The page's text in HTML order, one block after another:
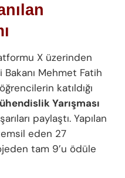
X üzerinden
Mehmet Fatih
katıldığı
Yarışması
paylaştı. Yapılan
eden 27
tam 9’u ödüle